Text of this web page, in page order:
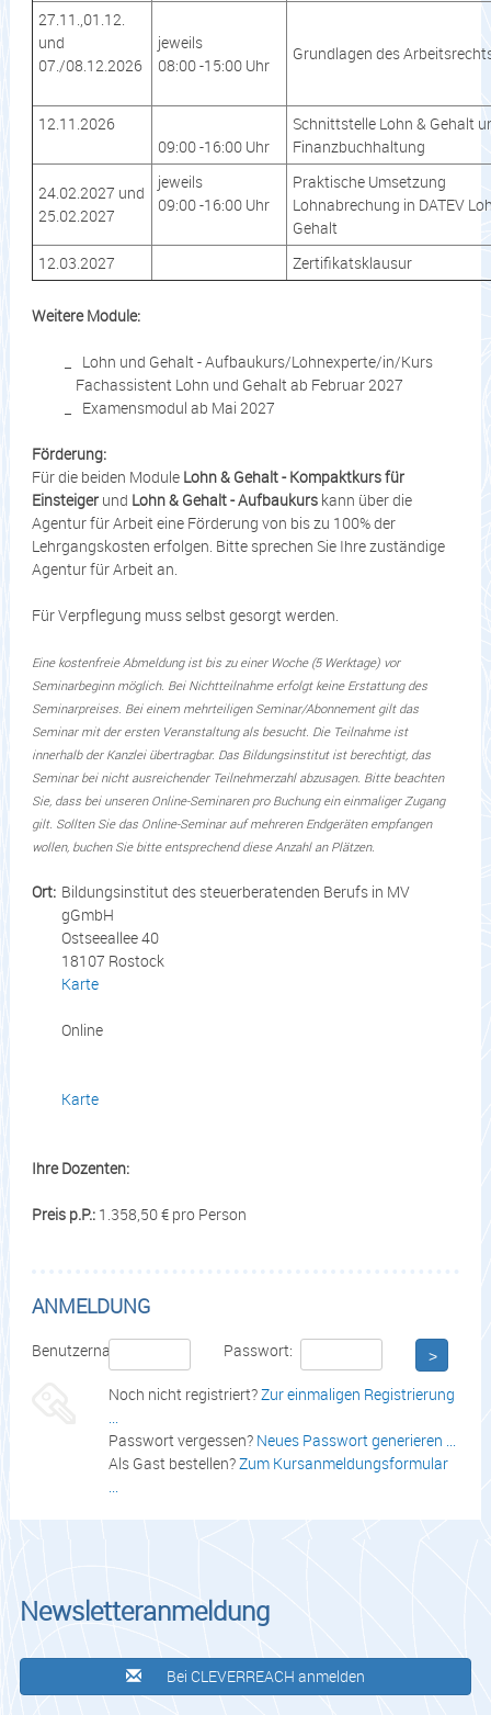
27.11.,01.12.
und
07./08.12.2026
jeweils
08:00 -15:00 Uhr
Grundlagen des
12.11.2026
09:00 -16:00 Uhr
Schnittstelle Lohn & Gehalt
Finanzbuchhaltung
24.02.2027 und
25.02.2027
jeweils
09:00 -16:00 Uhr
Praktische Umsetzung
Lohnabrechung in DATEV
Gehalt
12.03.2027
Zertifikatsklausur
Weitere Module:
Lohn und Gehalt - Aufbaukurs/Lohnexperte/in/Kurs
Fachassistent Lohn und Gehalt ab Februar 2027
Examensmodul ab Mai 2027
Förderung:
Für die beiden Module Lohn & Gehalt - Kompaktkurs für
Einsteigerund Lohn & Gehalt - Aufbaukurskann über die
Agentur für Arbeit eine Förderung von bis zu 100% der
Lehrgangskosten erfolgen. Bitte sprechen Sie Ihre zuständige
Agentur für Arbeit an.
Für Verpflegung muss selbst gesorgt werden.
Eine kostenfreie Abmeldung ist bis zu einer Woche (5 Werktage) vor
Seminarbeginn möglich. Bei Nichtteilnahme erfolgt keine Erstattung des
Seminarpreises. Bei einem mehrteiligen Seminar/Abonnement gilt das
Seminar mit der ersten Veranstaltung als besucht. Die Teilnahme ist
innerhalb der Kanzlei übertragbar. Das Bildungsinstitut ist berechtigt, das
Seminar bei nicht ausreichender Teilnehmerzahl abzusagen. Bitte beachten
Sie, dass bei unseren Online-Seminaren pro Buchung ein einmaliger Zugang
gilt. Sollten Sie das Online-Seminar auf mehreren Endgeräten empfangen
wollen, buchen Sie bitte entsprechend diese Anzahl an Plätzen.
Ort: Bildungsinstitut des steuerberatenden Berufs in MV
gGmbH
Ostseeallee 40
18107 Rostock
Karte
Online
Karte
Ihre Dozenten:
Preis p.P.:1.358,50 € pro Person
ANMELDUNG
Benutzername: Passwort: >
Noch nicht registriert?Zur einmaligen Registrierung
Passwort vergessen? Neues Passwort generieren ...
Als Gast bestellen?Zum Kursanmeldungsformular
Newsletteranmeldung
Bei CLEVERREACH anmelden